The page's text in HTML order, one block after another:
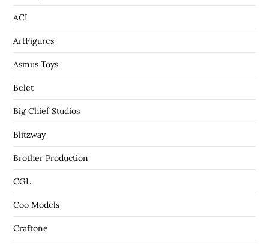
ACI
ArtFigures
Asmus Toys
Belet
Big Chief Studios
Blitzway
Brother Production
CGL
Coo Models
Craftone